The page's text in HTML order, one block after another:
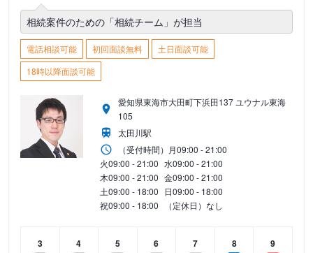
相続案件のための「相続チーム」が担当
電話相談可能 初回面談無料
土日面談可能
18時以降面談可能
愛知県東海市大田町下浜田137 ユウナル東海
105
太田川駅
（受付時間） 月09:00 - 21:00
火09:00 - 21:00 水09:00 - 21:00
木09:00 - 21:00 金09:00 - 21:00
土09:00 - 18:00 日09:00 - 18:00
祝09:00 - 18:00 （定休日）なし
3
4
5
6
7
8
9